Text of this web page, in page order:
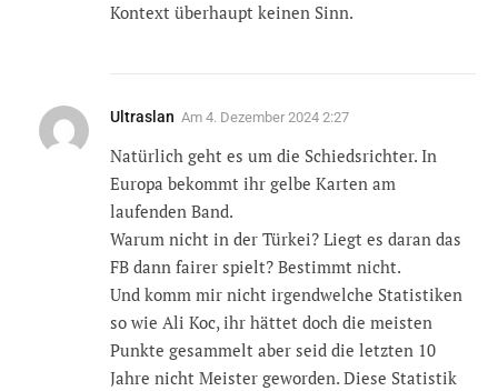
Kontext überhaupt keinen Sinn.
Ultraslan Am 4. Dezember 2024 2:27
Natürlich geht es um die Schiedsrichter. In
Europa bekommt ihr gelbe Karten am
laufenden Band.
Warum nicht in der Türkei? Liegt es daran das
FB dann fairer spielt? Bestimmt nicht.
Und komm mir nicht irgendwelche Statistiken
so wie Ali Koc, ihr hättet doch die meisten
Punkte gesammelt aber seid die letzten 10
Jahre nicht Meister geworden. Diese Statistik